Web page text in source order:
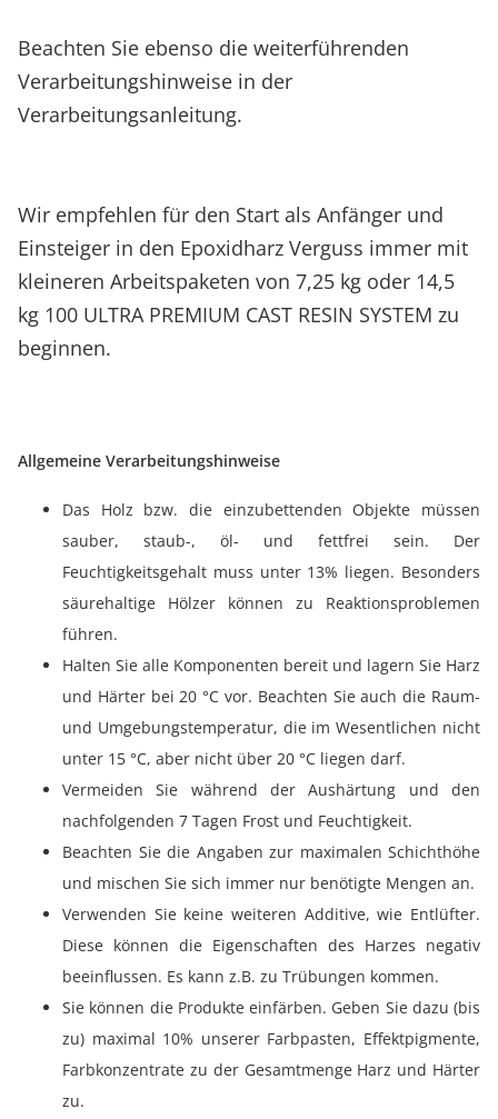
Beachten Sie ebenso die weiterführenden
Verarbeitungshinweise in der
Verarbeitungsanleitung.
Wir empfehlen für den Start als Anfänger und
Einsteiger in den Epoxidharz Verguss immer mit
kleineren Arbeitspaketen von 7,25 kg oder 14,5
kg 100 ULTRA PREMIUM CAST RESIN SYSTEM zu
beginnen.
Allgemeine Verarbeitungshinweise
Das Holz bzw. die einzubettenden Objekte müssen
sauber, staub-, öl- und fettfrei sein. Der
Feuchtigkeitsgehalt muss unter 13% liegen. Besonders
säurehaltige Hölzer können zu Reaktionsproblemen
führen.
Halten Sie alle Komponenten bereit und lagern Sie Harz
und Härter bei 20 °C vor. Beachten Sie auch die Raum-
und Umgebungstemperatur, die im Wesentlichen nicht
unter 15 °C, aber nicht über 20 °C liegen darf.
Vermeiden Sie während der Aushärtung und den
nachfolgenden 7 Tagen Frost und Feuchtigkeit.
Beachten Sie die Angaben zur maximalen Schichthöhe
und mischen Sie sich immer nur benötigte Mengen an.
Verwenden Sie keine weiteren Additive, wie Entlüfter.
Diese können die Eigenschaften des Harzes negativ
beeinflussen. Es kann z.B. zu Trübungen kommen.
Sie können die Produkte einfärben. Geben Sie dazu (bis
zu) maximal 10% unserer Farbpasten, Effektpigmente,
Farbkonzentrate zu der Gesamtmenge Harz und Härter
zu.